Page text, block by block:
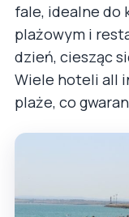
fale, idealne do
plażowym i
dzień, ciesząc
Wiele hoteli all
plaże, co